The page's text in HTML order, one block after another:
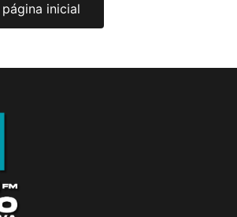
inicial